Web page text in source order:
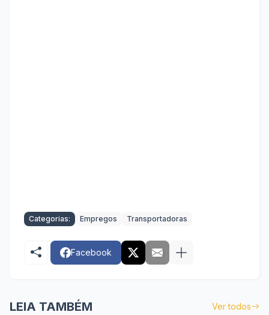
Categorias: Empregos Transportadoras
Facebook
LEIA TAMBÉM Ver todos